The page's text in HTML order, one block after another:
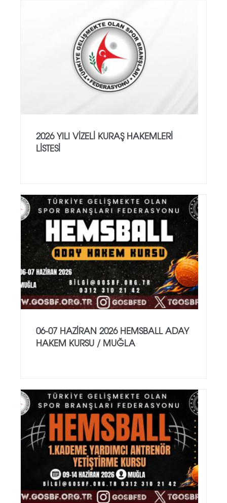
2026 YILI VİZELİ KURAŞ HAKEMLERİ
LİSTESİ
06-07 HAZİRAN 2026 HEMSBALL ADAY
HAKEM KURSU / MUĞLA